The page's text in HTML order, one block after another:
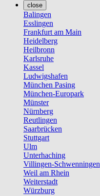
close
Balingen
Esslingen
Frankfurt am Main
Heidelberg
Heilbronn
Karlsruhe
Kassel
Ludwigshafen
München Pasing
München-Europark
Münster
Nürnberg
Reutlingen
Saarbrücken
Stuttgart
Ulm
Unterhaching
Villingen-Schwenningen
Weil am Rhein
Weiterstadt
Würzburg